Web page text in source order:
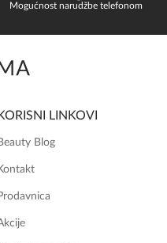
Mogućnost narudžbe telefonom
KORISNI LINKOVI
Blog